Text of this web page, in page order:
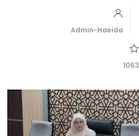
Admin-Haeida
1063